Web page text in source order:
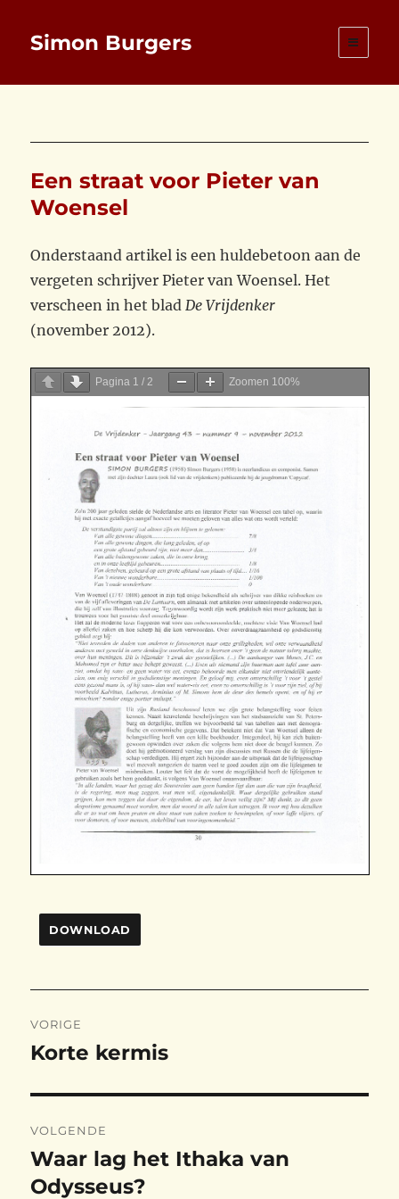
Simon Burgers
Een straat voor Pieter van
Woensel
Onderstaand artikel is een huldebetoon aan de
vergeten schrijver Pieter van Woensel. Het
verscheen in het bladDe Vrijdenker
(november 2012).
Pagina 1 /2 Zoomen 100%
DOWNLOAD
navigatie
VORIGE
Vorig
Korte kermis
VOLGENDE
Volgend
bericht:
Waar lag het Ithaka van
Odysseus?